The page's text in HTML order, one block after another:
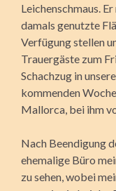
Leichenschmaus.
damals genutzte
Verfügung stellen
Trauergäste zum
Schachzug in
kommenden
Mallorca, bei ihm
Nach Beendigung
ehemalige Büro
zu sehen, wobei